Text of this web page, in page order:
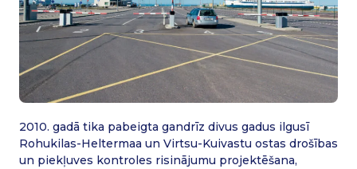
2010. gadā tika pabeigta gandrīz divus gadus ilgusī
Rohukilas-Heltermaa un Virtsu-Kuivastu ostas drošības
un piekļuves kontroles risinājumu projektēšana,